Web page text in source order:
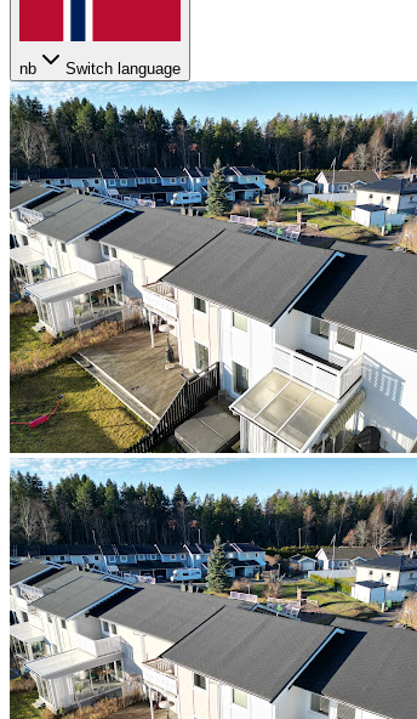
nb Switch language